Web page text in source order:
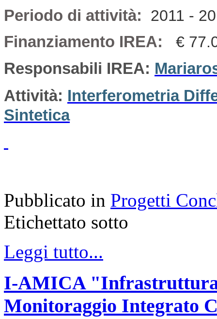
Periodo di attività:
2011 -
Finanziamento IREA:
€
Responsabili IREA:
Attività: Interferometria
Sintetica
Pubblicato in Progetti
Etichettato sotto
Leggi tutto...
I-AMICA "Infrastruttura
Monitoraggio Integrato